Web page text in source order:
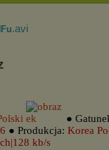
.avi
●
● Produkcja: Korea
kb/s